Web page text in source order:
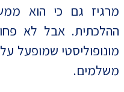
מרגיז גם כי הוא
ההלכתית. אבל לא
מונופוליסטי שמופעל על
משלמים.